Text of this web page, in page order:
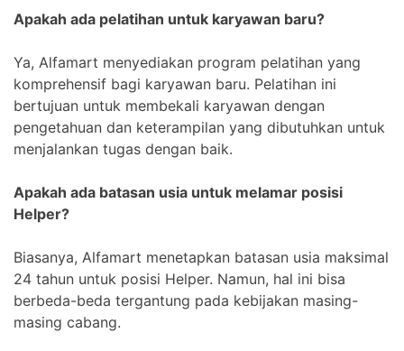
Apakah ada pelatihan untuk karyawan baru?
Ya, Alfamart menyediakan program pelatihan yang
komprehensif bagi karyawan baru. Pelatihan ini
bertujuan untuk membekali karyawan dengan
pengetahuan dan keterampilan yang dibutuhkan untuk
menjalankan tugas dengan baik.
Apakah ada batasan usia untuk melamar posisi
Helper?
Biasanya, Alfamart menetapkan batasan usia maksimal
24 tahun untuk posisi Helper. Namun, hal ini bisa
berbeda-beda tergantung pada kebijakan masing-
masing cabang.